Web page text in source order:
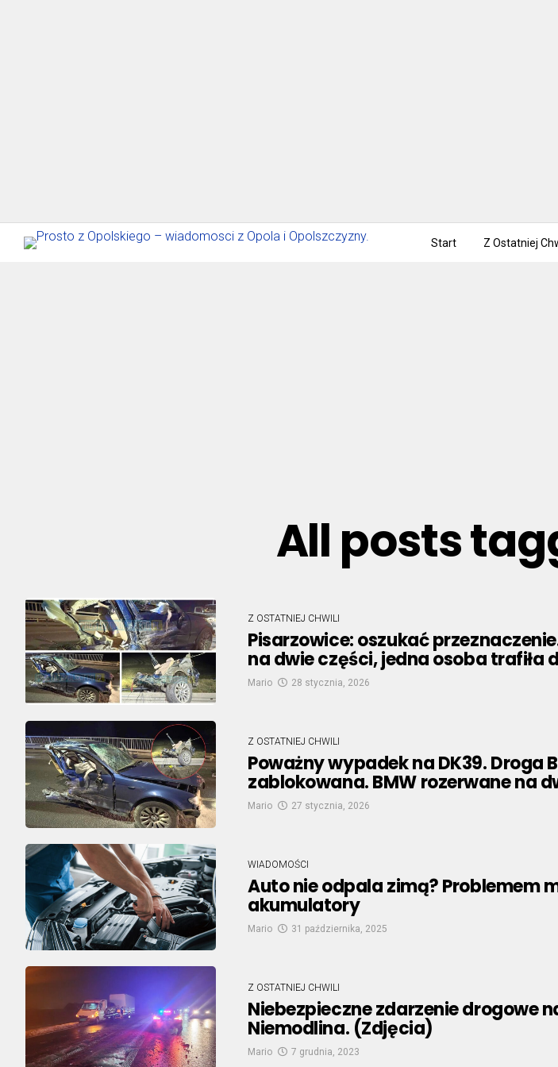
Start Z Ostatniej
All posts
Z OSTATNIEJ CHWILI
Pisarzowice: oszukać
na dwie części, jedna osoba trafiła
Mario 28 stycznia, 2026
Z OSTATNIEJ CHWILI
Poważny wypadek na DK39. Droga
zablokowana. BMW rozerwane na
Mario 27 stycznia, 2026
WIADOMOŚCI
Auto nie odpala zimą? Problemem
akumulatory
Mario 31 października, 2025
Z OSTATNIEJ CHWILI
Niebezpieczne zdarzenie drogowe
Niemodlina. (Zdjęcia)
Mario 7 grudnia, 2023